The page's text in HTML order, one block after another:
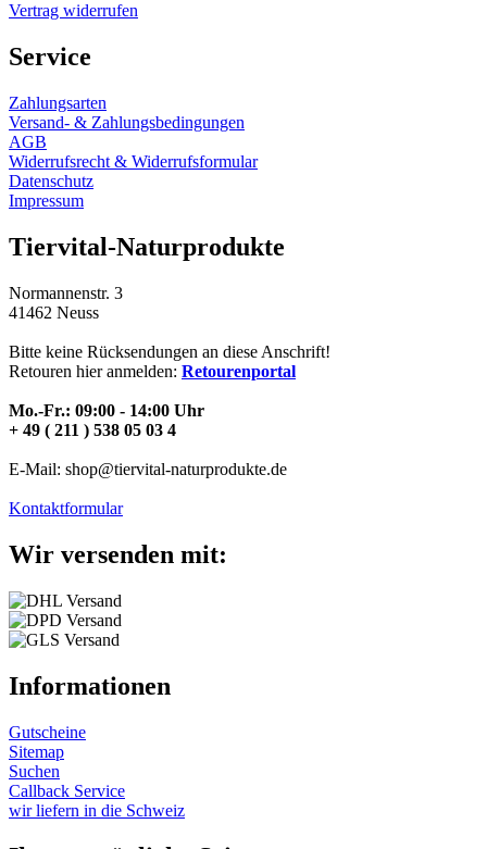
Vertrag widerrufen
Service
Zahlungsarten
Versand- & Zahlungsbedingungen
AGB
Widerrufsrecht & Widerrufsformular
Datenschutz
Impressum
Tiervital-Naturprodukte
Normannenstr. 3
41462 Neuss
Bitte keine Rücksendungen an diese Anschrift!
Retouren hier anmelden: Retourenportal
Mo.-Fr.: 09:00 - 14:00 Uhr
+ 49 ( 211 ) 538 05 03 4
E-Mail: shop@tiervital-naturprodukte.de
Kontaktformular
Wir versenden mit:
Informationen
Gutscheine
Sitemap
Suchen
Callback Service
wir liefern in die Schweiz